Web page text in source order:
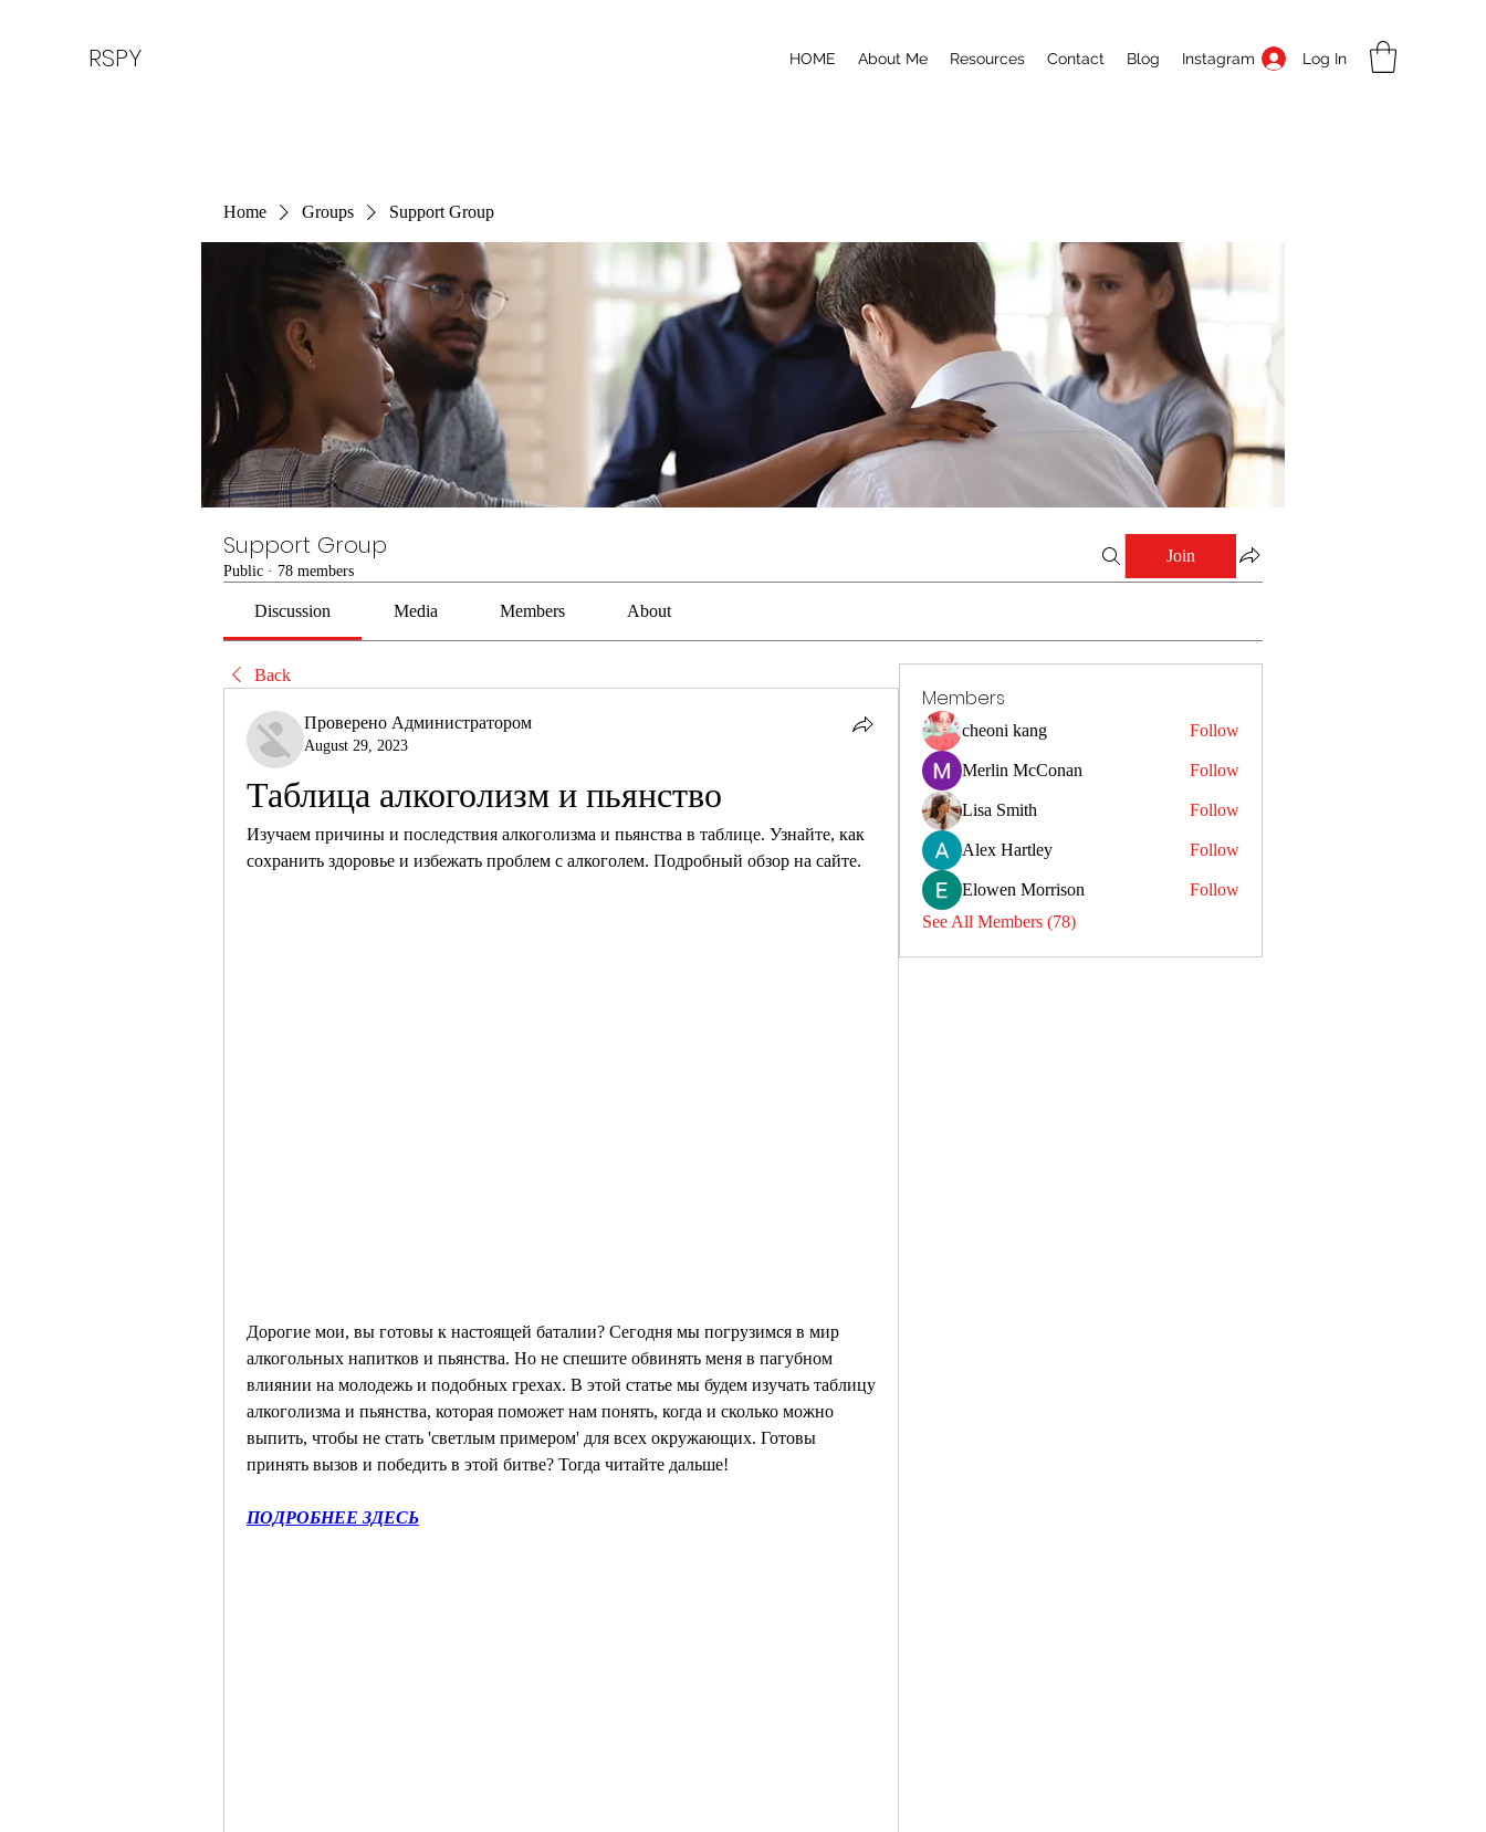
RSPY HOME About Me Resources Contact Blog Instagram Log In
Home Groups Support Group
Support Group
Public · 78 members
Join
Discussion Media Members About
Back
Проверено Администратором
August 29, 2023
Таблица алкоголизм и пьянство
Изучаем причины и последствия алкоголизма и пьянства в таблице. Узнайте, как
сохранить здоровье и избежать проблем с алкоголем. Подробный обзор на сайте.
Дорогие мои, вы готовы к настоящей баталии? Сегодня мы погрузимся в мир
алкогольных напитков и пьянства. Но не спешите обвинять меня в пагубном
влиянии на молодежь и подобных грехах. В этой статье мы будем изучать таблицу
алкоголизма и пьянства, которая поможет нам понять, когда и сколько можно
выпить, чтобы не стать 'светлым примером' для всех окружающих. Готовы
принять вызов и победить в этой битве? Тогда читайте дальше!
ПОДРОБНЕЕ ЗДЕСЬ
Members
cheoni kang Follow
Merlin McConan Follow
Lisa Smith Follow
Alex Hartley Follow
Elowen Morrison
Follow
See All Members (78)